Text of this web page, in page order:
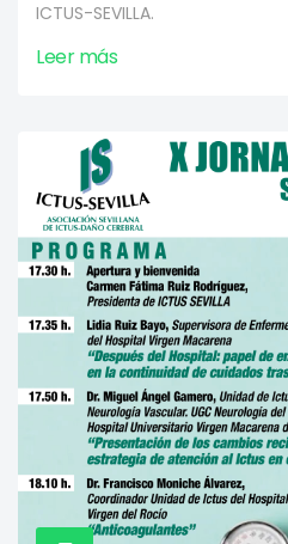
ICTUS-SEVILLA.
Leer más